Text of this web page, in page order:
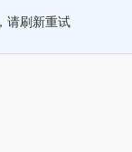
请刷新重试